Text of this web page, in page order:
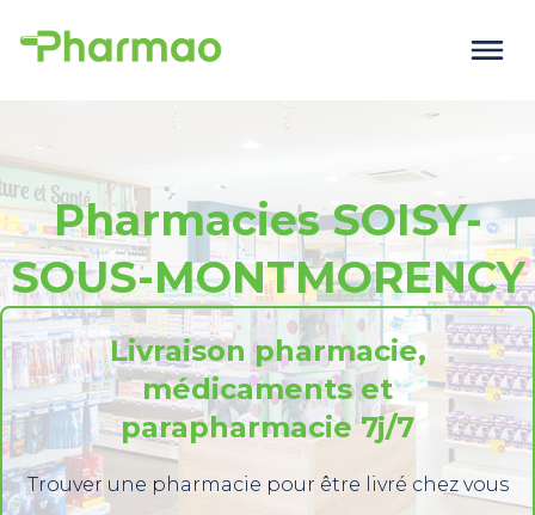
Pharmacies SOISY-
SOUS-MONTMORENCY
Livraison pharmacie,
médicaments et
parapharmacie 7j/7
Trouver une pharmacie pour être livré chez vous